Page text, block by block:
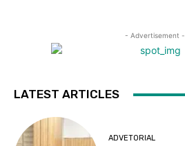
- Advertisement -
LATEST ARTICLES
ADVETORIAL